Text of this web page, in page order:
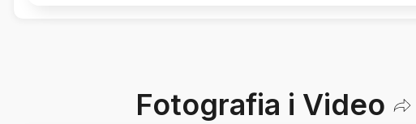
Fotografia i Video